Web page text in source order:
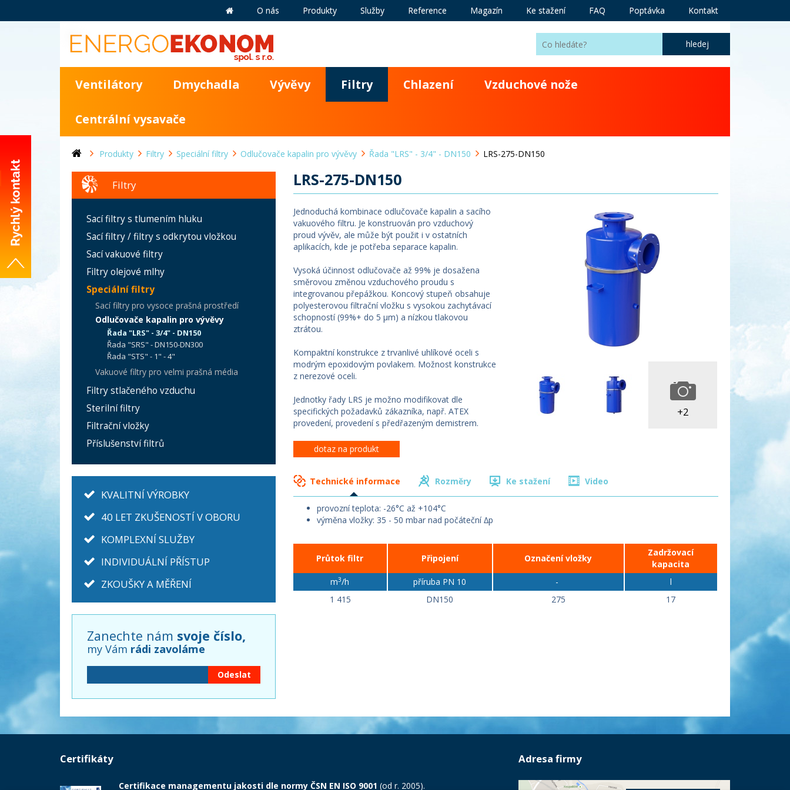
+420 281 981 055
info@energoekonom.cz
Wolkerova 433
CZ-250 82 Úvaly
O nás Produkty Služby Reference Magazín Ke stažení FAQ Poptávka Kontakt
Ventilátory Dmychadla Vývěvy Filtry Chlazení Vzduchové nože
Centrální vysavače
Produkty Filtry Speciální filtry Odlučovače kapalin pro vývěvy Řada "LRS" - 3/4" - DN150 LRS-275-DN150
LRS-275-DN150
Jednoduchá kombinace odlučovače kapalin a sacího
vakuového filtru. Je konstruován pro vzduchový
proud vývěv, ale může být použit i v ostatních
aplikacích, kde je potřeba separace kapalin.
Vysoká účinnost odlučovače až 99% je dosažena
směrovou změnou vzduchového proudu s
integrovanou přepážkou. Koncový stupeň obsahuje
polyesterovou filtrační vložku s vysokou zachytávací
schopností (99%+ do 5 µm) a nízkou tlakovou
ztrátou.
Kompaktní konstrukce z trvanlivé uhlíkové oceli s
modrým epoxidovým povlakem. Možnost konstrukce
z nerezové oceli.
Jednotky řady LRS je možno modifikovat dle
specifických požadavků zákazníka, např. ATEX
provedení, provedení s předřazeným demistrem.
dotaz na produkt
+2
Technické informace Rozměry Ke stažení Video
provozní teplota: -26°C až +104°C
výměna vložky: 35 - 50 mbar nad počáteční ∆p
Průtok filtr Připojení Označení vložky
Zadržovací
kapacita
m3/h příruba PN 10 -
l
1 415
DN150 275 17
Filtry
Sací filtry s tlumením hluku
Sací filtry / filtry s odkrytou vložkou
Sací vakuové filtry
Filtry olejové mlhy
Speciální filtry
Sací filtry pro vysoce prašná prostředí
Odlučovače kapalin pro vývěvy
Řada "LRS" - 3/4" - DN150
Řada "SRS" - DN150-DN300
Řada "STS" - 1" - 4"
Vakuové filtry pro velmi prašná média
Filtry stlačeného vzduchu
Sterilní filtry
Filtrační vložky
Příslušenství filtrů
KVALITNÍ VÝROBKY
40 LET ZKUŠENOSTÍ V OBORU
KOMPLEXNÍ SLUŽBY
INDIVIDUÁLNÍ PŘÍSTUP
ZKOUŠKY A MĚŘENÍ
Zanechte nám svoje číslo,
my Vám rádi zavoláme
Certifikáty
Certifikace managementu jakosti dle normy ČSN EN ISO 9001 (od r. 2005).
Adresa firmy